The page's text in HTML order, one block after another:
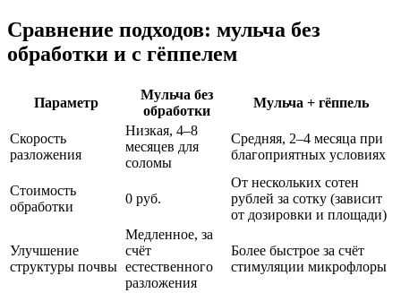
Сравнение подходов: мульча без
обработки и с гёппелем
Параметр
Мульча без
обработки
Мульча + гёппель
Скорость
разложения
Низкая, 4–8
месяцев для
соломы
Средняя, 2–4 месяца при
благоприятных условиях
Стоимость
обработки
0 руб.
От нескольких сотен
рублей за сотку (зависит
от дозировки и площади)
Улучшение
структуры почвы
Медленное, за
счёт
естественного
разложения
Более быстрое за счёт
стимуляции микрофлоры